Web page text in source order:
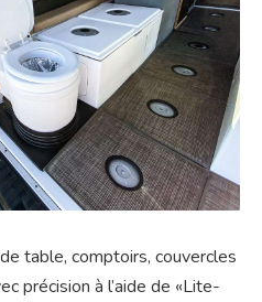
table, comptoirs, couvercles
précision à l’aide de «Lite-